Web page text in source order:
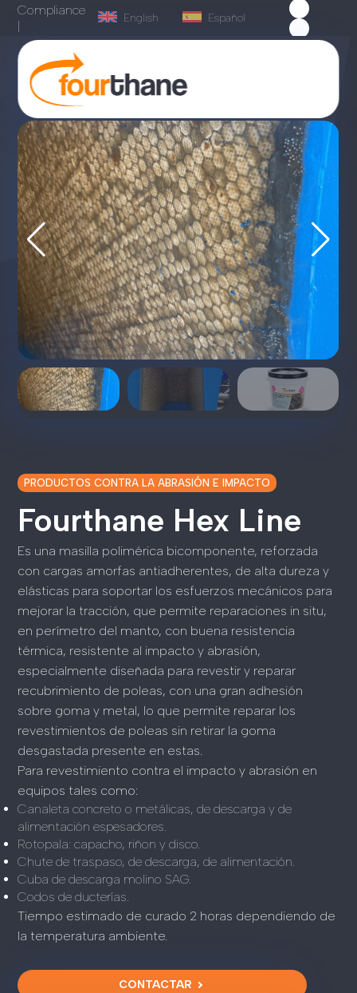
Compliance
|
English Español
PRODUCTOS CONTRA LA ABRASIÓN E IMPACTO
Fourthane Hex Line
Es una masilla polimérica bicomponente, reforzada
con cargas amorfas antiadherentes, de alta dureza y
elásticas para soportar los esfuerzos mecánicos para
mejorar la tracción, que permite reparaciones in situ,
en perímetro del manto, con buena resistencia
térmica, resistente al impacto y abrasión,
especialmente diseñada para revestir y reparar
recubrimiento de poleas, con una gran adhesión
sobre goma y metal, lo que permite reparar los
revestimientos de poleas sin retirar la goma
desgastada presente en estas.
Para revestimiento contra el impacto y abrasión en
equipos tales como:
Canaleta concreto o metálicas, de descarga y de
alimentación espesadores.
Rotopala: capacho, riñon y disco.
Chute de traspaso, de descarga, de alimentación.
Cuba de descarga molino SAG.
Codos de ducterías.
Tiempo estimado de curado 2 horas dependiendo de
la temperatura ambiente.
CONTACTAR